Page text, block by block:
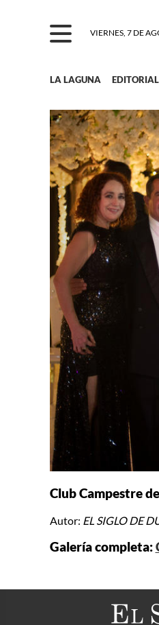
VIERNES, 7 DE
LA LAGUNA EDITORIAL
Club Campestre
Autor: EL SIGLO DE
Galería completa: